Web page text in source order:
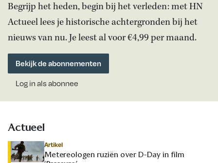
Begrijp het heden, begin bij het verleden: met HN
Actueel lees je historische achtergronden bij het
nieuws van nu. Je leest al voor €4,99 per maand.
Bekijk de abonnementen
Log in als abonnee
Actueel
Artikel
Metereologen ruziën over D-Day in film